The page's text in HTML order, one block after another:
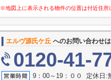
※地図上に表示される物件の位置は付近住所
エルヴ源氏ケ丘 へのお問い合わせは
0120-41-
9：00～19：００ 定休日: